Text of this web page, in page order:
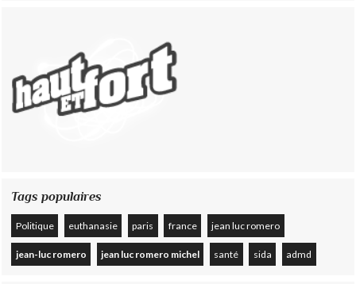
Tags populaires
Politique euthanasie paris france jean luc romero
jean-luc romero jean luc romero michel santé sida admd